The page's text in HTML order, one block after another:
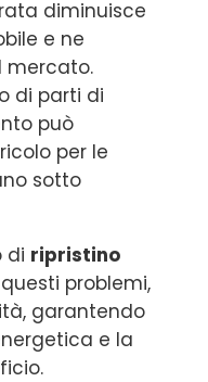
diminuisce
e ne
mercato.
di parti di
può
per le
sotto
di ripristino
problemi,
garantendo
e la